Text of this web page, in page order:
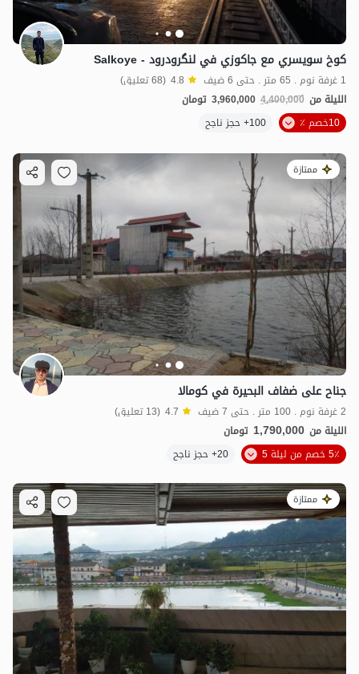
كوخ سويسري مع جاكوزي في لنگرودرود - Salkoye
1 غرفة نوم . 65 متر . حتى 6 ضيف 4.8 (68 تعليق)
الليلة من 4,400,000
3,960,000 تومان
10خصم ٪
100+ حجز ناجح
ممتازة
جناح على ضفاف البحيرة في كومالا
2 غرفة نوم . 100 متر . حتى 7 ضيف 4.7 (13 تعليق)
الليلة من 1,790,000 تومان
5٪ خصم من ليلة 5
20+ حجز ناجح
ممتازة